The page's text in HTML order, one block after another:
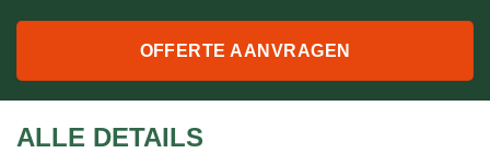
OFFERTE AANVRAGEN
ALLE DETAILS